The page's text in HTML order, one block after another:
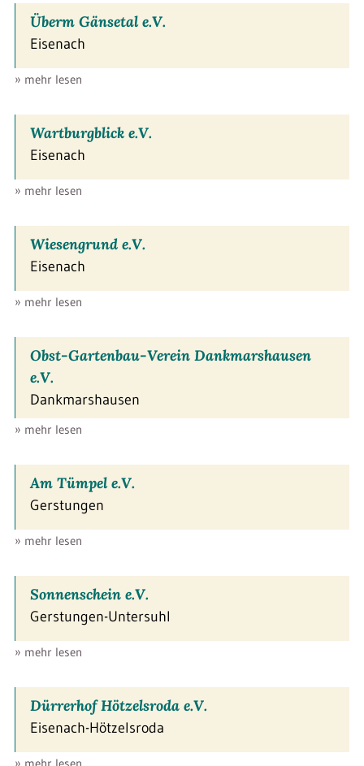
Überm Gänsetal e.V.
Eisenach
» mehr lesen
Wartburgblick e.V.
Eisenach
» mehr lesen
Wiesengrund e.V.
Eisenach
» mehr lesen
Obst-Gartenbau-Verein Dankmarshausen
e.V.
Dankmarshausen
» mehr lesen
Am Tümpel e.V.
Gerstungen
» mehr lesen
Sonnenschein e.V.
Gerstungen-Untersuhl
» mehr lesen
Dürrerhof Hötzelsroda e.V.
Eisenach-Hötzelsroda